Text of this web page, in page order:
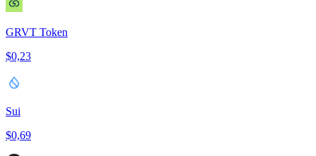
GRVT Token
$0,23
Sui
$0,69